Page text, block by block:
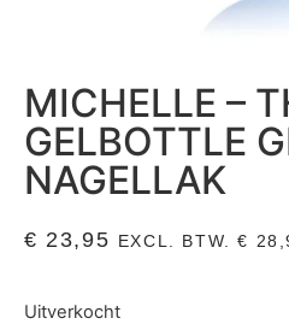
MICHELLE –
GELBOTTLE
NAGELLAK
€ 23,95 EXCL. BTW.€
Uitverkocht